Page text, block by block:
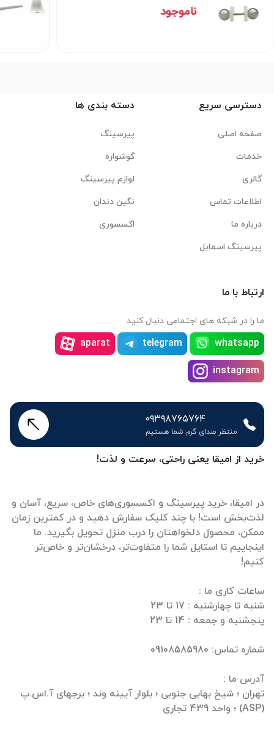
ناموجود
خرید از امیقا یعنی راحتی، سرعت و لذت!
در امیقا، خرید پیرسینگ و اکسسوری‌های خاص، سریع، آسان و
لذت‌بخش است! با چند کلیک سفارش دهید و در کمترین زمان
ممکن، محصول دلخواهتان را درب منزل تحویل بگیرید. ما
اینجاییم تا استایل شما را متفاوت‌تر، درخشان‌تر و خاص‌تر
تهران ؛ شیخ بهایی جنوبی ؛ بلوار آیینه وند ؛ برجهای آ.اس.پ
(ASP) ؛ واحد 439 تجاری
دسترسی سریع
صفحه اصلی
خدمات
گالری
اطلاعات تماس
درباره ما
پیرسینگ اسمایل
دسته بندی ها
پیرسینگ
گوشواره
لوازم پیرسینگ
نگین دندان
اکسسوری
ارتباط با ما
ما را در شبکه های اجتماعی دنبال کنید
whatsapp
telegram
aparat
instagram
۰۹۳۹۸۷۶۵۷۶۴
منتظر صدای گرم شما هستیم